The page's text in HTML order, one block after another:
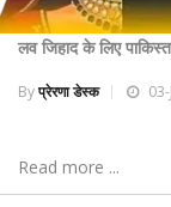
लव जिहाद के लिए
Byप्रेरणा डेस्क
Read more ...